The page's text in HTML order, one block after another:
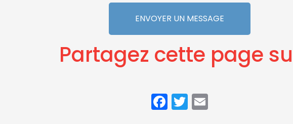
ENVOYER UN MESSAGE
Partagez cette page
Facebook
Twitter